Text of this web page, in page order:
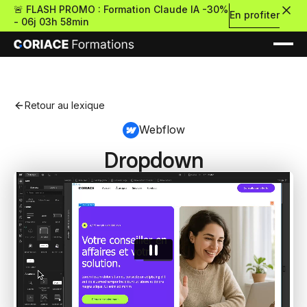
🚨 FLASH PROMO : Formation Claude IA -30%
- 06j 03h 58min
En profiter
Retour
Ressources Premium
Formations
Pour découvrir le no-
Retour À propos
Retour au lexique
Webflow
Dropdown